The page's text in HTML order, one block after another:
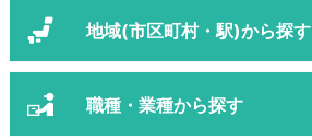
地域(市区町村・駅)から探す
職種・業種から探す